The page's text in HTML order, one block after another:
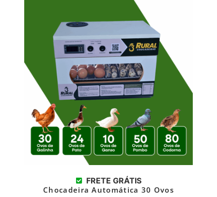
FRETE GRÁTIS
Chocadeira Automática 30 Ovos